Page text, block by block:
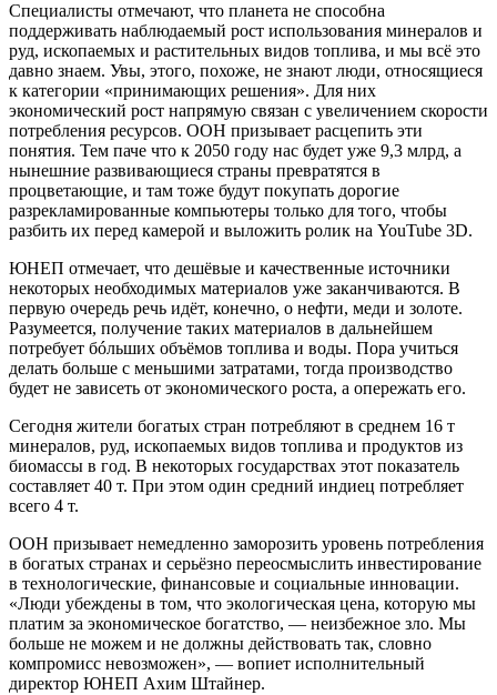
Специалисты отмечают, что планета не способна
поддерживать наблюдаемый рост использования минералов и
руд, ископаемых и растительных видов топлива, и мы всё это
давно знаем. Увы, этого, похоже, не знают люди, относящиеся
к категории «принимающих решения». Для них
экономический рост напрямую связан с увеличением скорости
потребления ресурсов. ООН призывает расцепить эти
понятия. Тем паче что к 2050 году нас будет уже 9,3 млрд, а
нынешние развивающиеся страны превратятся в
процветающие, и там тоже будут покупать дорогие
разрекламированные компьютеры только для того, чтобы
разбить их перед камерой и выложить ролик на YouTube 3D.
ЮНЕП отмечает, что дешёвые и качественные источники
некоторых необходимых материалов уже заканчиваются. В
первую очередь речь идёт, конечно, о нефти, меди и золоте.
Разумеется, получение таких материалов в дальнейшем
потребует бóльших объёмов топлива и воды. Пора учиться
делать больше с меньшими затратами, тогда производство
будет не зависеть от экономического роста, а опережать его.
Сегодня жители богатых стран потребляют в среднем 16 т
минералов, руд, ископаемых видов топлива и продуктов из
биомассы в год. В некоторых государствах этот показатель
составляет 40 т. При этом один средний индиец потребляет
всего 4 т.
ООН призывает немедленно заморозить уровень потребления
в богатых странах и серьёзно переосмыслить инвестирование
в технологические, финансовые и социальные инновации.
«Люди убеждены в том, что экологическая цена, которую мы
платим за экономическое богатство, — неизбежное зло. Мы
больше не можем и не должны действовать так, словно
компромисс невозможен», — вопиет исполнительный
директор ЮНЕП Ахим Штайнер.